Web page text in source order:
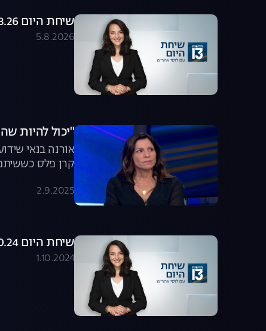
שיחת היום 05.08.26 - התכנית המלאה
5.8.2026
"יכול להיות
אורנה בנאי
קרן פלס
במאבק להשבת
2.9.2025
שיחת היום 01.10.24 - התכנית המלאה
1.10.2024